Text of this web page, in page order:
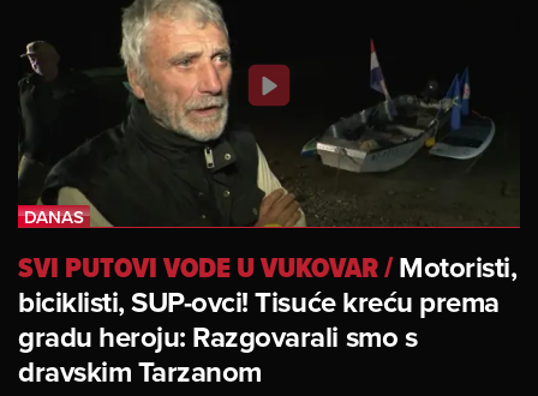
SVI PUTOVI VODE U VUKOVAR/Motoristi,
biciklisti, SUP-ovci! Tisuće kreću prema
gradu heroju: Razgovarali smo s
dravskim Tarzanom